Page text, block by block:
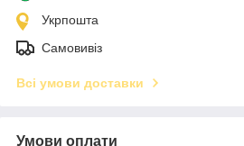
Укрпошта
Самовивіз
Всі умови доставки
Умови оплати